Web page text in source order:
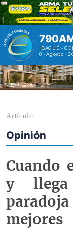
Pasar al contenido
IBAGUÉ -
8 · Agosto ·
Artículo
Econoticias y Eventos
Opinión
Cuando
y
paradoja